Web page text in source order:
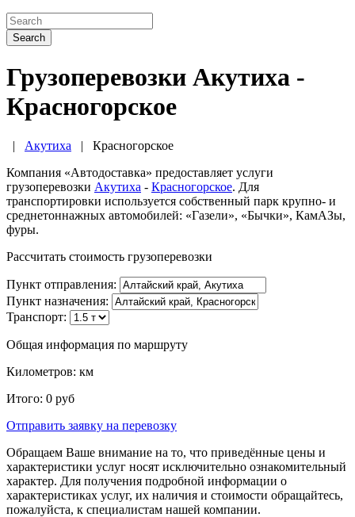
Search
Грузоперевозки Акутиха -
Красногорское
| Акутиха | Красногорское
Компания «Автодоставка» предоставляет услуги
грузоперевозки Акутиха - Красногорское. Для
транспортировки используется собственный парк крупно- и
среднетоннажных автомобилей: «Газели», «Бычки», КамАЗы,
фуры.
Рассчитать стоимость грузоперевозки
Пункт отправления:
Пункт назначения:
Транспорт:
Общая информация по маршруту
Километров: км
Итого: 0 руб
Отправить заявку на перевозку
Обращаем Ваше внимание на то, что приведённые цены и
характеристики услуг носят исключительно ознакомительный
характер. Для получения подробной информации о
характеристиках услуг, их наличия и стоимости обращайтесь,
пожалуйста, к специалистам нашей компании.